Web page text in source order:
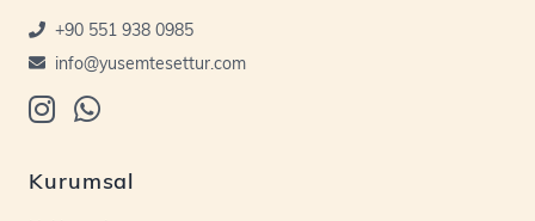
+90 551 938 0985
info@yusemtesettur.com
Kurumsal